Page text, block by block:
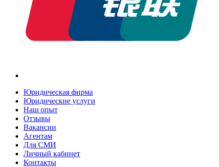
Юридическая фирма
Юридические услуги
Наш опыт
Отзывы
Вакансии
Агентам
Для СМИ
Личный кабинет
Контакты